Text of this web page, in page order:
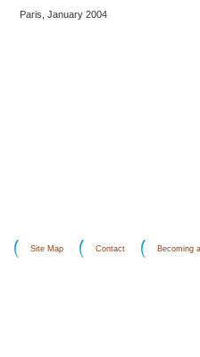
Paris, January 2004
Site Map Contact Becoming